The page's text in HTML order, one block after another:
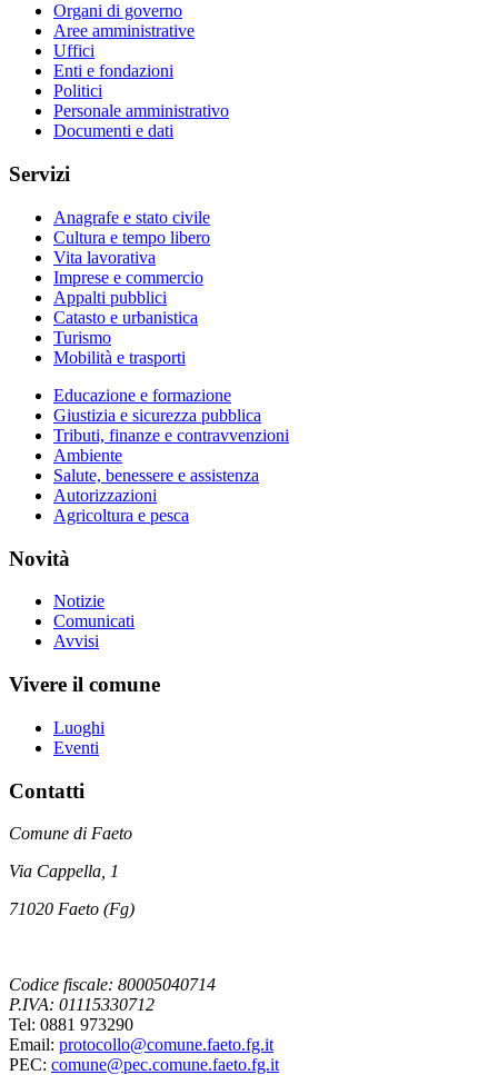
Organi di governo
Aree amministrative
Uffici
Enti e fondazioni
Politici
Personale amministrativo
Documenti e dati
Servizi
Anagrafe e stato civile
Cultura e tempo libero
Vita lavorativa
Imprese e commercio
Appalti pubblici
Catasto e urbanistica
Turismo
Mobilità e trasporti
Educazione e formazione
Giustizia e sicurezza pubblica
Tributi, finanze e contravvenzioni
Ambiente
Salute, benessere e assistenza
Autorizzazioni
Agricoltura e pesca
Novità
Notizie
Comunicati
Avvisi
Vivere il comune
Luoghi
Eventi
Contatti
Comune di Faeto
Via Cappella, 1
71020 Faeto (Fg)
Codice fiscale: 80005040714
P.IVA: 01115330712
Tel: 0881 973290
Email: protocollo@comune.faeto.fg.it
PEC: comune@pec.comune.faeto.fg.it